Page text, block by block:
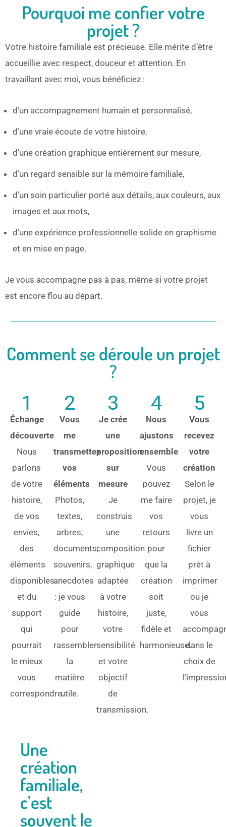
Pourquoi me confier votre
projet ?
Votre histoire familiale est précieuse. Elle mérite d’être
accueillie avec respect, douceur et attention. En
travaillant avec moi, vous bénéficiez :
d’un accompagnement humain et personnalisé,
d’une vraie écoute de votre histoire,
d’une création graphique entièrement sur mesure,
d’un regard sensible sur la mémoire familiale,
d’un soin particulier porté aux détails, aux couleurs, aux
images et aux mots,
d’une expérience professionnelle solide en graphisme
et en mise en page.
Je vous accompagne pas à pas, même si votre projet
est encore flou au départ.
Comment se déroule un projet
?
1
Échange
découverte
Nous
parlons
de votre
histoire,
de vos
envies,
des
éléments
disponibles
et du
support
qui
pourrait
le mieux
vous
correspondre.
2
Vous
me
transmettez
vos
éléments
Photos,
textes,
arbres,
documents,
souvenirs,
anecdotes
: je vous
guide
pour
rassembler
la
matière
utile.
3
Je crée
une
proposition
sur
mesure
Je
construis
une
composition
graphique
adaptée
à votre
histoire,
votre
sensibilité
et votre
objectif
de
transmission.
4
Nous
ajustons
ensemble
Vous
pouvez
me faire
vos
retours
pour
que la
création
soit
juste,
fidèle et
harmonieuse.
5
Vous
recevez
votre
création
Selon le
projet, je
vous
livre un
fichier
prêt à
imprimer
ou je
vous
dans le
choix de
Une
création
familiale,
c’est
souvent le